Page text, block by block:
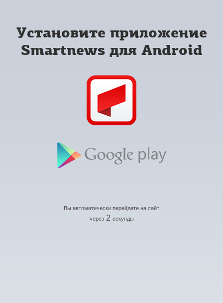
Установите приложение
Smartnews для Android
Вы автоматически перейдете на сайт
через 2 секунды